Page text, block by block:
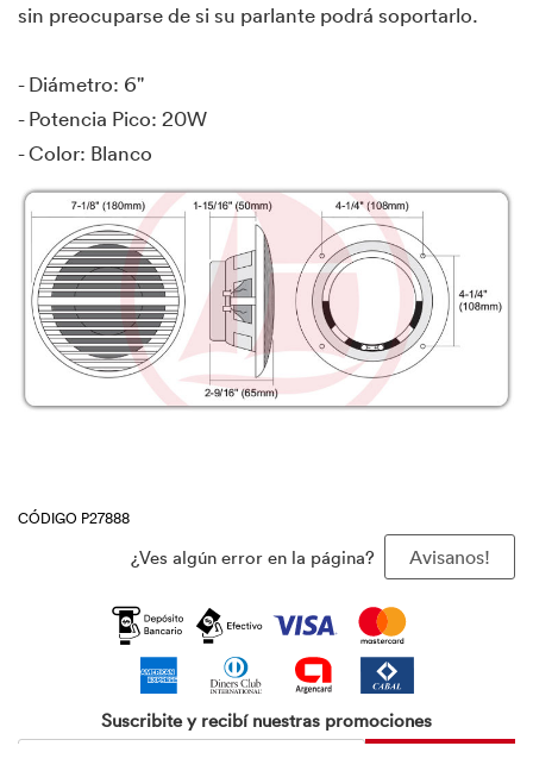
sin preocuparse de si su parlante podrá soportarlo.
- Diámetro: 6"
- Potencia Pico: 20W
- Color: Blanco
CÓDIGO P27888
¿Ves algún error en la página? Avisanos!
Suscribite y recibí nuestras promociones